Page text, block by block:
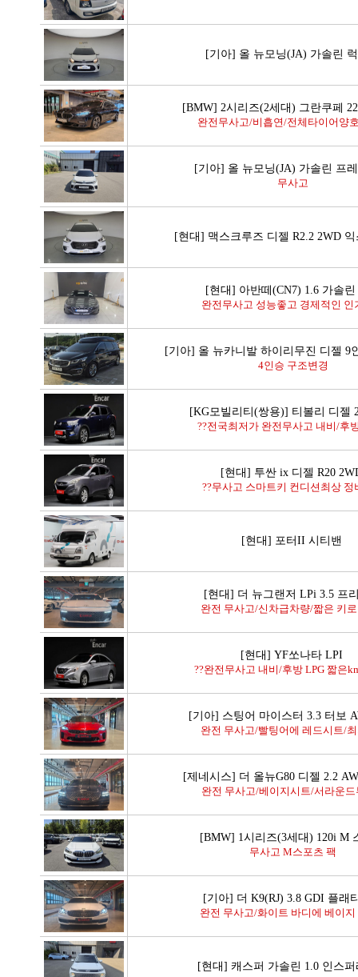
[기아] 올 뉴모닝(JA) 가솔린
[BMW] 2시리즈(2세대) 그란쿠페
완전무사고/비흡연/전체타이어양
[기아] 올 뉴모닝(JA) 가솔린 프
무사고
[현대] 맥스크루즈 디젤 R2.2 2WD
[현대] 아반떼(CN7) 1.6 가솔린
완전무사고 성능좋고 경제적인 인
[기아] 올 뉴카니발 하이리무진 디젤 9
4인승 구조변경
[KG모빌리티(쌍용)] 티볼리 디젤
??전국최저가 완전무사고 내비/후
[현대] 투싼 ix 디젤 R20
??무사고 스마트키 컨디션최상 정
[현대] 포터II 시티밴
[현대] 더 뉴그랜저 LPi 3.5 프
완전 무사고/신차급차량/짧은 키
[현대] YF쏘나타 LPI
??완전무사고 내비/후방 LPG 짧은
[기아] 스팅어 마이스터 3.3 터보
완전 무사고/빨팅어에 레드시트/
[제네시스] 더 올뉴G80 디젤 2.2
완전 무사고/베이지시트/서라운드
[BMW] 1시리즈(3세대) 120i M
무사고 M스포츠 팩
[기아] 더 K9(RJ) 3.8 GDI 플래
완전 무사고/화이트 바디에 베이지
[현대] 캐스퍼 가솔린 1.0 인스퍼